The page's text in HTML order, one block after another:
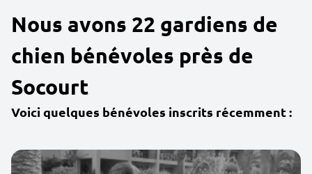
Nous avons 22 gardiens de
chien bénévoles près de
Socourt
Voici quelques bénévoles inscrits récemment :